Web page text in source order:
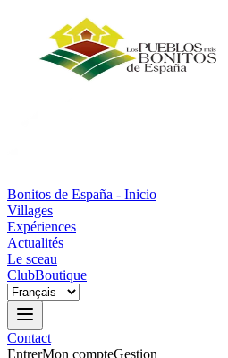
Bonitos de España - Inicio
Villages
Expériences
Actualités
Le sceau
ClubBoutique
Contact
EntrerMon compteGestion